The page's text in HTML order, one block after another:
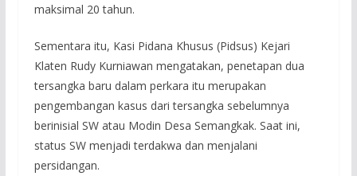
maksimal 20 tahun.
Sementara itu, Kasi Pidana Khusus (Pidsus) Kejari
Klaten Rudy Kurniawan mengatakan, penetapan dua
tersangka baru dalam perkara itu merupakan
pengembangan kasus dari tersangka sebelumnya
berinisial SW atau Modin Desa Semangkak. Saat ini,
status SW menjadi terdakwa dan menjalani
persidangan.